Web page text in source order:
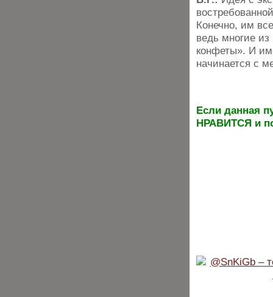
Конечно, им
ведь многие
конфеты». И
начинается с
Если данная
НРАВИТСЯ и